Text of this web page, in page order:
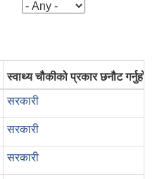
स्वाथ्य चौकीको प्रकार छनौट गर्नुहोस
सरकारी
सरकारी
सरकारी